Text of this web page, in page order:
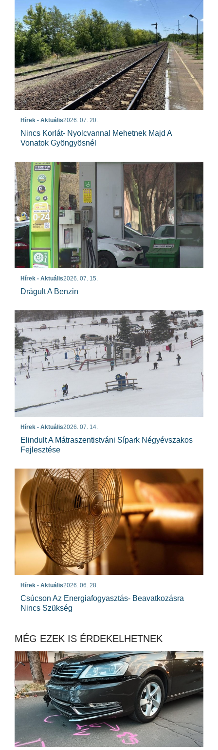
Hírek - Aktuális2026. 07. 20.
Nincs Korlát- Nyolcvannal Mehetnek Majd A
Vonatok Gyöngyösnél
Hírek - Aktuális2026. 07. 15.
Drágult A Benzin
Hírek - Aktuális2026. 07. 14.
Elindult A Mátraszentistváni Sípark Négyévszakos
Fejlesztése
Hírek - Aktuális2026. 06. 28.
Csúcson Az Energiafogyasztás- Beavatkozásra
Nincs Szükség
MÉG EZEK IS ÉRDEKELHETNEK